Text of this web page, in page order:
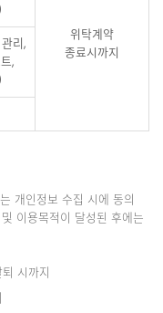
위탁계약
종료시까지
리,
,
개인정보 수집 시에 동의
이용목적이 달성된 후에는
시까지